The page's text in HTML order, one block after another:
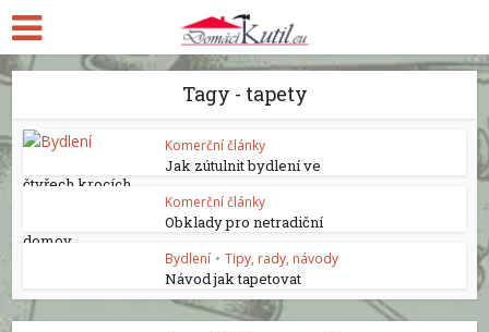
Tagy - tapety
Komerční články
Jak zútulnit bydlení ve
čtyřech krocích
Komerční články
Obklady pro netradiční
domov
Bydlení • Tipy, rady, návody
Návod jak tapetovat